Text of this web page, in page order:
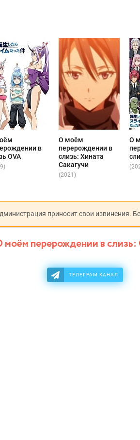
в
OVA
О моём
перерождении в
слизь: Хината
Сакагучи
(2021)
О
приносит свои извинения.
перерождении в слизь:
ТЕЛЕГРАМ КАНАЛ